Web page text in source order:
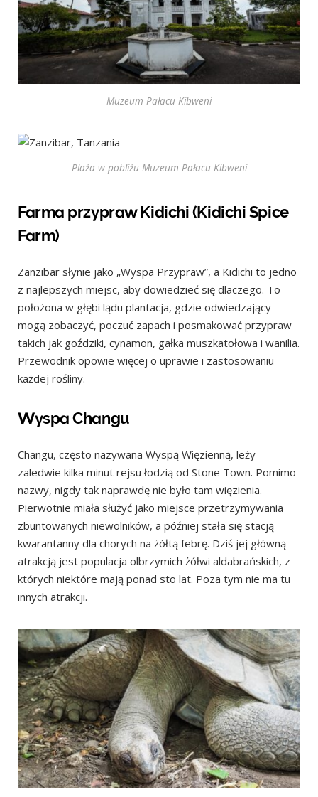
Muzeum Pałacu Kibweni
Plaża w pobliżu Muzeum Pałacu Kibweni
Farma przypraw Kidichi (Kidichi Spice
Farm)
Zanzibar słynie jako „Wyspa Przypraw”, a Kidichi to jedno
z najlepszych miejsc, aby dowiedzieć się dlaczego. To
położona w głębi lądu plantacja, gdzie odwiedzający
mogą zobaczyć, poczuć zapach i posmakować przypraw
takich jak goździki, cynamon, gałka muszkatołowa i wanilia.
Przewodnik opowie więcej o uprawie i zastosowaniu
każdej rośliny.
Wyspa Changu
Changu, często nazywana Wyspą Więzienną, leży
zaledwie kilka minut rejsu łodzią od Stone Town. Pomimo
nazwy, nigdy tak naprawdę nie było tam więzienia.
Pierwotnie miała służyć jako miejsce przetrzymywania
zbuntowanych niewolników, a później stała się stacją
kwarantanny dla chorych na żółtą febrę. Dziś jej główną
atrakcją jest populacja olbrzymich żółwi aldabrańskich, z
których niektóre mają ponad sto lat. Poza tym nie ma tu
innych atrakcji.